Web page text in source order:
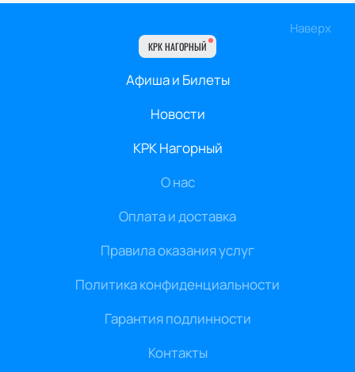
Наверх
КРК НАГОРНЫЙ
Афиша и Билеты
Новости
КРК Нагорный
О нас
Оплата и доставка
Правила оказания услуг
Политика конфиденциальности
Гарантия подлинности
Контакты